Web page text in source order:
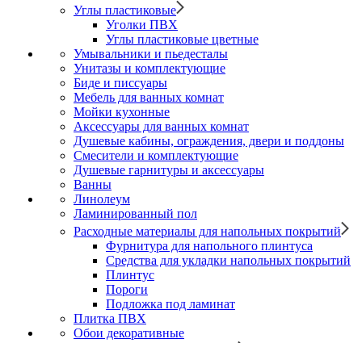
Углы пластиковые
Уголки ПВХ
Углы пластиковые цветные
Умывальники и пьедесталы
Унитазы и комплектующие
Биде и писсуары
Мебель для ванных комнат
Мойки кухонные
Аксессуары для ванных комнат
Душевые кабины, ограждения, двери и поддоны
Смесители и комплектующие
Душевые гарнитуры и аксессуары
Ванны
Линолеум
Ламинированный пол
Расходные материалы для напольных покрытий
Фурнитура для напольного плинтуса
Средства для укладки напольных покрытий
Плинтус
Пороги
Подложка под ламинат
Плитка ПВХ
Обои декоративные